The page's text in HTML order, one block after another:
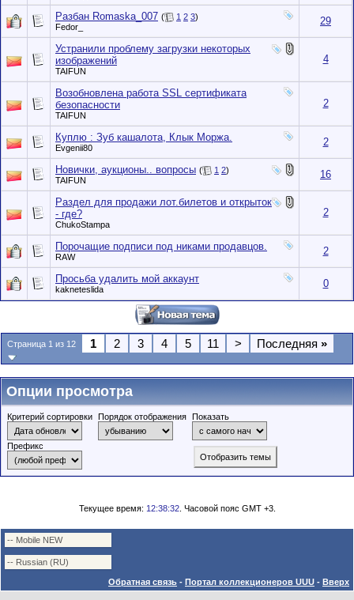
Разбан Romaska_007 ( 1 2 3)
Fedor_
29
Устранили проблему загрузки некоторых
изображений
TAIFUN
4
Возобновлена работа SSL сертификата
безопасности
TAIFUN
2
Куплю : Зуб кашалота, Клык Моржа.
Evgenii80 2
Новички, аукционы.. вопросы ( 1 2)
TAIFUN
16
Раздел для продажи лот.билетов и открыток
- где?
ChukoStampa
2
Порочащие подписи под никами продавцов.
RAW 2
Просьба удалить мой аккаунт
kakneteslida 0
Страница 1 из 12 1 2 3 4 5 11 > Последняя »
Опции просмотра
Критерий сортировки Порядок отображения Показать
Префикс
Текущее время: 12:38:32. Часовой пояс GMT +3.
Обратная связь - Портал коллекционеров UUU - Вверх